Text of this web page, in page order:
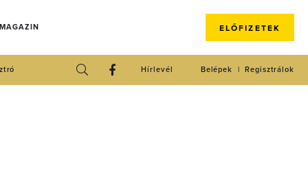
ELŐFIZETEK
Regisztrálok
Belépek
Hírlevél